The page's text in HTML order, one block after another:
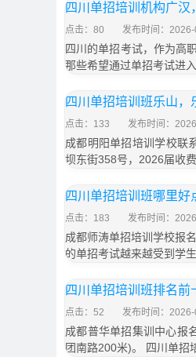
四川单招培训机构广汉
点击：80 发布时间：
四川的单招考试，作为高
那些希望通过单招考试进
四川单招培训班乐山，
点击：133 发布时间：
成都明阳单招培训学校联
坝东街358号，2026届收
四川单招培训班哪里好
点击：183 发布时间：
成都师涛单招培训学校报
的单招考试越来越受到学
四川单招培训班排名前
点击：52 发布时间：
成都普华单招集训中心报
团南路200米)。 四川单招